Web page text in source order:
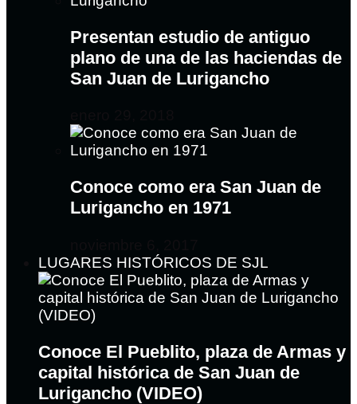
Presentan estudio de antiguo
plano de una de las haciendas de
San Juan de Lurigancho
Conoce como era San Juan de
Lurigancho en 1971
LUGARES HISTÓRICOS DE SJL
Conoce El Pueblito, plaza de Armas y
capital histórica de San Juan de
Lurigancho (VIDEO)